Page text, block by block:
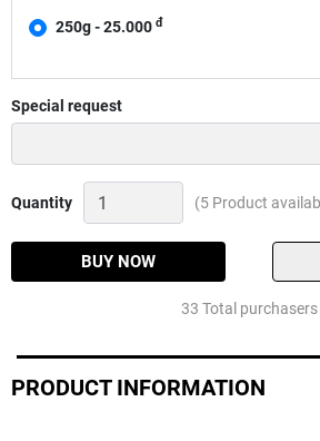
250g - 25.000 đ
Special request
Quantity
Ủ
TRÔI
MINH
(5 Product
BUY NOW
33 Total purchasers
PRODUCT INFORMATION